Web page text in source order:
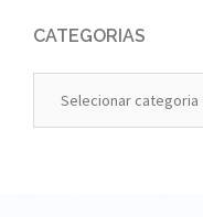
CATEGORIAS